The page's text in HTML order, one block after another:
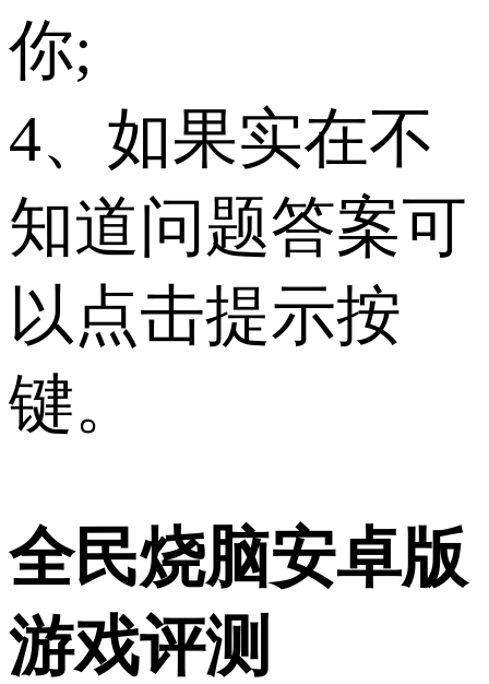
你;
4、如果实在不
知道问题答案可
以点击提示按
键。
全民烧脑安卓版
游戏评测